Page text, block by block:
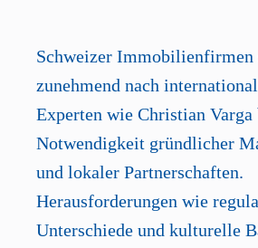
Schweizer Immobilienfirmen
zunehmend nach
Experten wie Christian Varga
Notwendigkeit gründlicher
und lokaler Partnerschaften.
Herausforderungen wie
Unterschiede und kulturelle